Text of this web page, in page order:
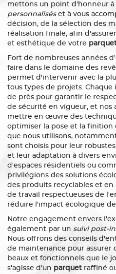
mettons un point d'honneur à
personnaliséset à vous
décision, de la sélection des
réalisation finale, afin
et esthétique de votre
Fort de nombreuses années
faire dans le domaine des
permet d'intervenir avec la
tous types de projets. Chaque
de près pour garantir le
de sécurité en vigueur, et nos
mettre en œuvre des
optimiser la pose et la finition
que nous utilisons,
sont choisis pour leur
et leur adaptation à divers
d'espaces résidentiels ou
privilégions des solutions
des produits recyclables et
de travail respectueuses de
réduire l'impact écologique
Notre engagement envers
également par un suivi post-
Nous offrons des conseils
de maintenance pour assurer
beaux et fonctionnels que le
s'agisse d'un parquet raffiné